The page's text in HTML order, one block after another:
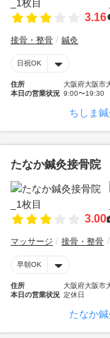
3.16
接骨・整骨 鍼灸
日祝OK
住所
大阪府大阪市
本日の営業状況 9:00〜19:30
ちしま
たなか鍼灸接骨院
3.00
マッサージ 接骨・整骨
早朝OK
住所
大阪府大阪市
本日の営業状況 定休日
たなか